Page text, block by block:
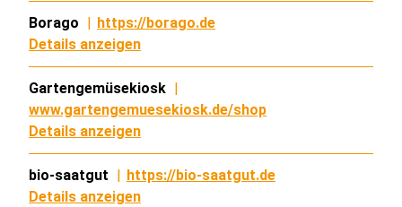
Borago
https://borago.de
Details anzeigen
Gartengemüsekiosk
www.gartengemuesekiosk.de/shop
Details anzeigen
bio-saatgut
https://bio-saatgut.de
Details anzeigen